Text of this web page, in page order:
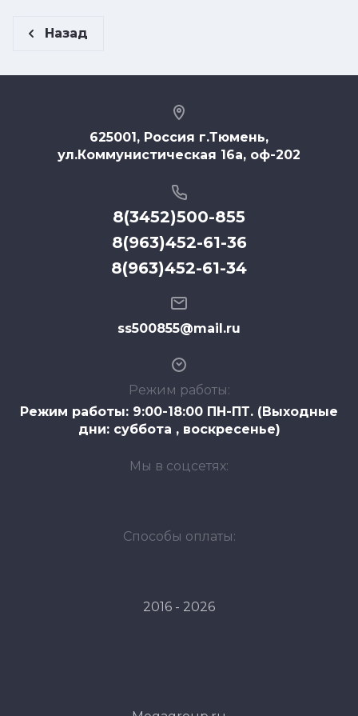
Назад
625001, Россия г.Тюмень,
ул.Коммунистическая 16а, оф-202
8(3452)500-855
8(963)452-61-36
8(963)452-61-34
ss500855@mail.ru
Режим работы:
Режим работы: 9:00-18:00 ПН-ПТ. (Выходные
дни: суббота , воскресенье)
Мы в соцсетях:
Способы оплаты:
2016 - 2026